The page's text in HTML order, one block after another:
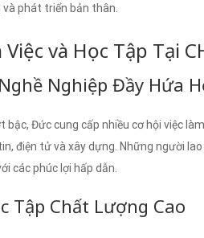
phát triển bản thân.
và Học Tập Tại
Nghiệp Đầy Hứa
bậc, Đức cung cấp nhiều cơ hội việc
điện tử và xây dựng. Những người
các phúc lợi hấp dẫn.
Tập Chất Lượng Cao